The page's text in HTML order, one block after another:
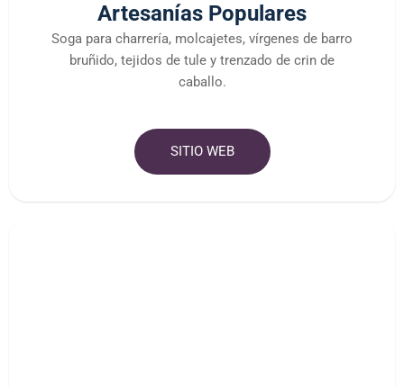
Artesanías Populares
Soga para charrería, molcajetes, vírgenes de barro
bruñido, tejidos de tule y trenzado de crin de
caballo.
SITIO WEB